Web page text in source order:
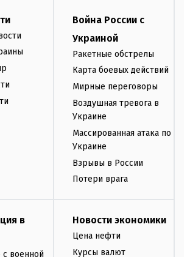
Война России с
Украиной
Ракетные обстрелы
Карта боевых действий
Мирные переговоры
Воздушная тревога в
Украине
Массированная атака по
Украине
Взрывы в России
Потери врага
в
с военной
Новости экономики
Цена нефти
Курсы валют